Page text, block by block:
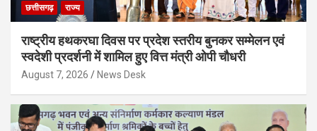
छत्तीसगढ़ राज्य
राष्ट्रीय हथकरघा दिवस पर प्रदेश स्तरीय बुनकर सम्मेलन एवं
स्वदेशी प्रदर्शनी में शामिल हुए वित्त मंत्री ओपी चौधरी
August 7, 2026 News Desk